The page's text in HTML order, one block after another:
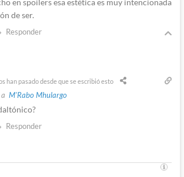
en spoilers esa estética es muy intencionada
de ser.
Responder
han pasado desde que se escribió esto
M'Rabo Mhulargo
Responder